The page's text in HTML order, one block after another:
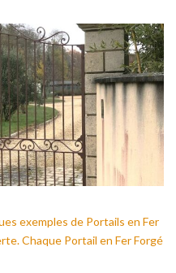
exemples de Portails en Fer
Chaque Portail en Fer Forgé